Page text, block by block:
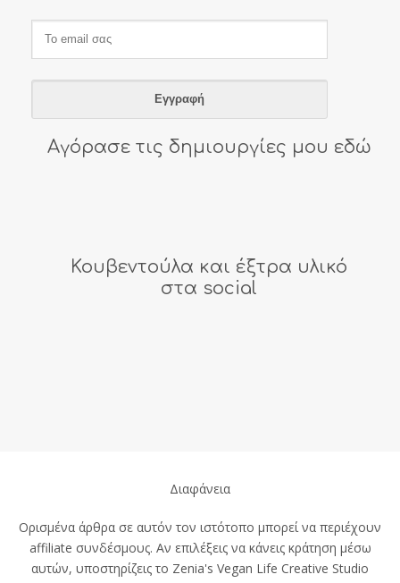
Αγόρασε τις δημιουργίες μου εδώ
Κουβεντούλα και έξτρα υλικό
στα social
Διαφάνεια
Ορισμένα άρθρα σε αυτόν τον ιστότοπο μπορεί να περιέχουν
affiliate συνδέσμους. Αν επιλέξεις να κάνεις κράτηση μέσω
αυτών, υποστηρίζεις το Zenia's Vegan Life Creative Studio